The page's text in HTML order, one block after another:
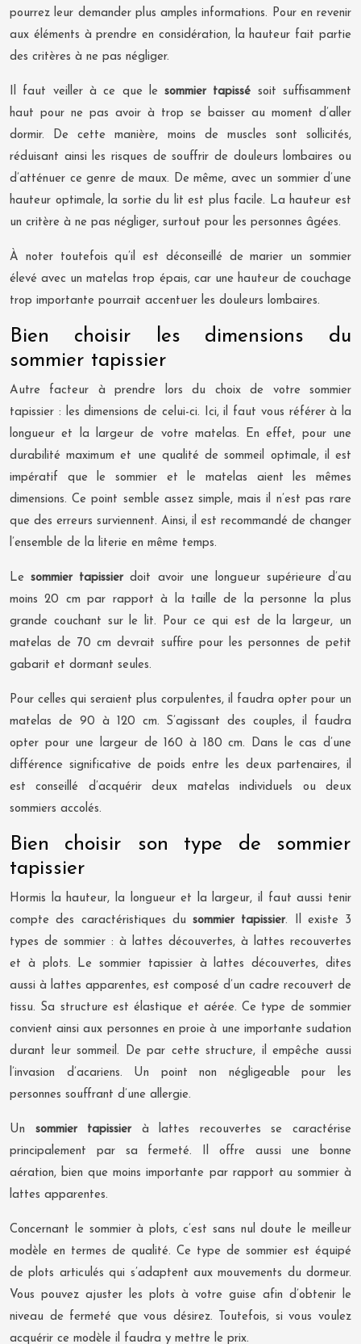
pourrez leur demander plus amples informations. Pour en revenir
aux éléments à prendre en considération, la hauteur fait partie
des critères à ne pas négliger.
Il faut veiller à ce que lesommier tapissé soit suffisamment
haut pour ne pas avoir à trop se baisser au moment d’aller
dormir. De cette manière, moins de muscles sont sollicités,
réduisant ainsi les risques de souffrir de douleurs lombaires ou
d’atténuer ce genre de maux. De même, avec un sommier d’une
hauteur optimale, la sortie du lit est plus facile. La hauteur est
un critère à ne pas négliger, surtout pour les personnes âgées.
À noter toutefois qu’il est déconseillé de marier un sommier
élevé avec un matelas trop épais, car une hauteur de couchage
trop importante pourrait accentuer les douleurs lombaires.
Bien choisir les dimensions du
sommier tapissier
Autre facteur à prendre lors du choix de votre sommier
tapissier : les dimensions de celui-ci. Ici, il faut vous référer à la
longueur et la largeur de votre matelas. En effet, pour une
durabilité maximum et une qualité de sommeil optimale, il est
impératif que le sommier et le matelas aient les mêmes
dimensions. Ce point semble assez simple, mais il n’est pas rare
que des erreurs surviennent. Ainsi, il est recommandé de changer
l’ensemble de la literie en même temps.
Lesommier tapissierdoit avoir une longueur supérieure d’au
moins 20 cm par rapport à la taille de la personne la plus
grande couchant sur le lit. Pour ce qui est de la largeur, un
matelas de 70 cm devrait suffire pour les personnes de petit
gabarit et dormant seules.
Pour celles qui seraient plus corpulentes, il faudra opter pour un
matelas de 90 à 120 cm. S’agissant des couples, il faudra
opter pour une largeur de 160 à 180 cm. Dans le cas d’une
différence significative de poids entre les deux partenaires, il
est conseillé d’acquérir deux matelas individuels ou deux
sommiers accolés.
Bien choisir son type de sommier
tapissier
Hormis la hauteur, la longueur et la largeur, il faut aussi tenir
compte des caractéristiques du sommier tapissier. Il existe 3
types de sommier : à lattes découvertes, à lattes recouvertes
et à plots. Le sommier tapissier à lattes découvertes, dites
aussi à lattes apparentes, est composé d’un cadre recouvert de
tissu. Sa structure est élastique et aérée. Ce type de sommier
convient ainsi aux personnes en proie à une importante sudation
durant leur sommeil. De par cette structure, il empêche aussi
l’invasion d’acariens. Un point non négligeable pour les
personnes souffrant d’une allergie.
Un sommier tapissierà lattes recouvertes se caractérise
principalement par sa fermeté. Il offre aussi une bonne
aération, bien que moins importante par rapport au sommier à
lattes apparentes.
Concernant le sommier à plots, c’est sans nul doute le meilleur
modèle en termes de qualité. Ce type de sommier est équipé
de plots articulés qui s’adaptent aux mouvements du dormeur.
Vous pouvez ajuster les plots à votre guise afin d’obtenir le
niveau de fermeté que vous désirez. Toutefois, si vous voulez
acquérir ce modèle il faudra y mettre le prix.